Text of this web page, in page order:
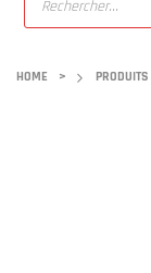
HOME > PRODUITS